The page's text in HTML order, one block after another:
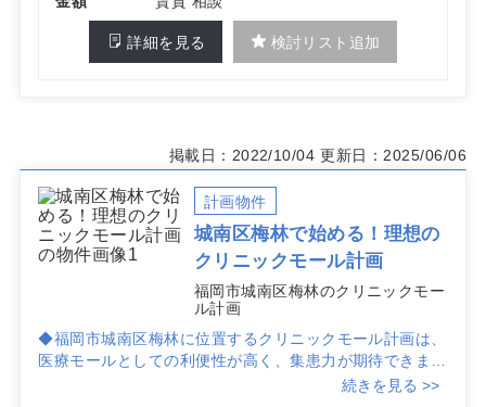
詳細を見る 検討リスト追加
掲載日：2022/10/04 更新日：2025/06/06
計画物件
城南区梅林で始める！理想の
クリニックモール計画
福岡市城南区梅林のクリニックモー
ル計画
◆福岡市城南区梅林に位置するクリニックモール計画は、
医療モールとしての利便性が高く、集患力が期待できま
す。整形外科や心療内科などで診療圏が良好なエリアで
続きを見る >>